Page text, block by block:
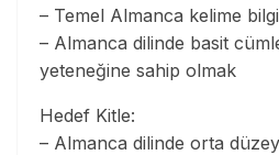
– Temel Almanca kelime
– Almanca dilinde basit
yeteneğine sahip olmak
Hedef Kitle:
– Almanca dilinde orta